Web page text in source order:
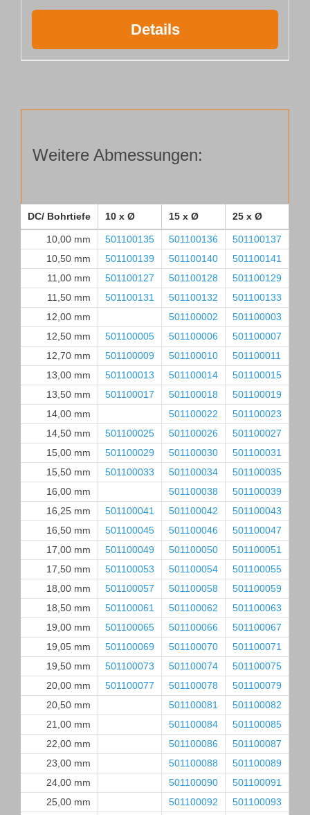
Details
Weitere Abmessungen:
DC/ Bohrtiefe 10 x Ø 15 x Ø 25 x Ø
10,00 mm 501100135 501100136 501100137
10,50 mm
501100139 501100140 501100141
11,00 mm
501100127 501100128 501100129
11,50 mm
501100131 501100132 501100133
12,00 mm
501100002 501100003
12,50 mm
501100005 501100006 501100007
12,70 mm
501100009 501100010 501100011
13,00 mm
501100013 501100014 501100015
13,50 mm
501100017 501100018 501100019
14,00 mm
501100022 501100023
14,50 mm
501100025 501100026 501100027
15,00 mm
501100029 501100030 501100031
15,50 mm
501100033 501100034 501100035
16,00 mm
501100038 501100039
16,25 mm
501100041 501100042 501100043
16,50 mm
501100045 501100046 501100047
17,00 mm
501100049 501100050 501100051
17,50 mm
501100053 501100054 501100055
18,00 mm
501100057 501100058 501100059
18,50 mm
501100061 501100062 501100063
19,00 mm
501100065 501100066 501100067
19,05 mm
501100069 501100070 501100071
19,50 mm
501100073 501100074 501100075
20,00 mm
501100077 501100078 501100079
20,50 mm
501100081 501100082
21,00 mm
501100084
501100085
22,00 mm
501100086
501100087
23,00 mm
501100088
501100089
24,00 mm
501100090
501100091
25,00 mm
501100092 501100093